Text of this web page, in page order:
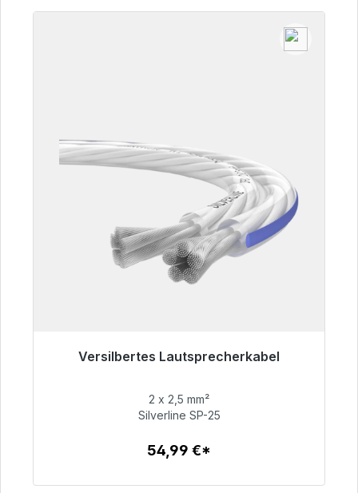
Versilbertes Lautsprecherkabel
54,99 €
2 x 2,5 mm²
Silverline SP-25
54,99 €*